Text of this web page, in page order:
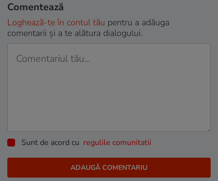
Comentează
Loghează-te în contul tău pentru a adăuga
comentarii și a te alătura dialogului.
Sunt de acord cu regulile comunitatii